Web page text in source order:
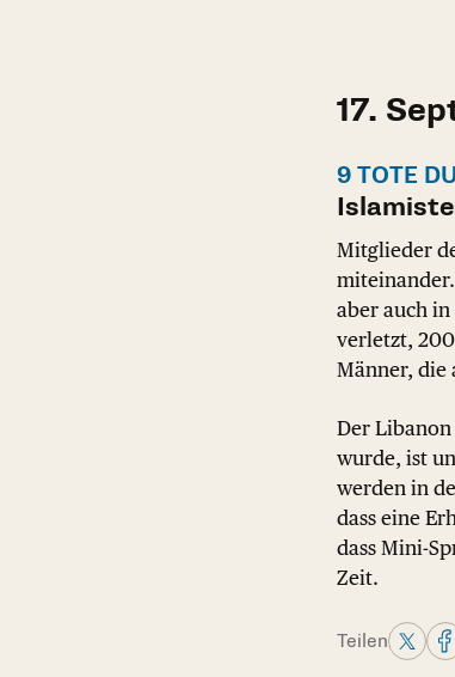
17.
9 TOTE
Mitglieder
aber auch
verletzt,
Männer, die
Der
wurde, ist
werden in
dass eine
dass Mini-
Zeit.
Teilen